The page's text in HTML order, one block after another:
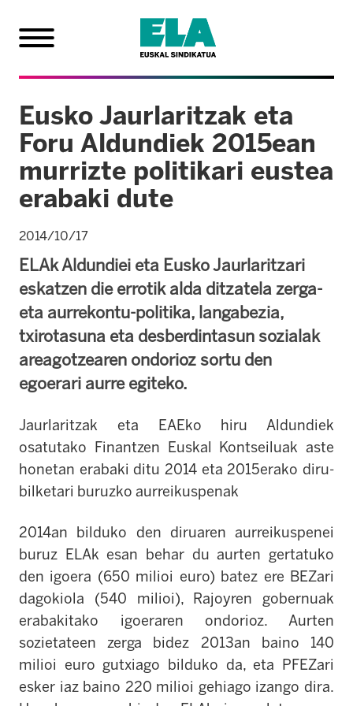
Eusko Jaurlaritzak eta
Foru Aldundiek 2015ean
murrizte politikari eustea
erabaki dute
2014/10/17
ELAk Aldundiei eta Eusko Jaurlaritzari
eskatzen die errotik alda ditzatela zerga-
eta aurrekontu-politika, langabezia,
txirotasuna eta desberdintasun sozialak
areagotzearen ondorioz sortu den
egoerari aurre egiteko.
Jaurlaritzak eta EAEko hiru Aldundiek
osatutako Finantzen Euskal Kontseiluak aste
honetan erabaki ditu 2014 eta 2015erako diru-
bilketari buruzko aurreikuspenak
2014an bilduko den diruaren aurreikuspenei
buruz ELAk esan behar du aurten gertatuko
den igoera (650 milioi euro) batez ere BEZari
dagokiola (540 milioi), Rajoyren gobernuak
erabakitako igoeraren ondorioz. Aurten
sozietateen zerga bidez 2013an baino 140
milioi euro gutxiago bilduko da, eta PFEZari
esker iaz baino 220 milioi gehiago izango dira.